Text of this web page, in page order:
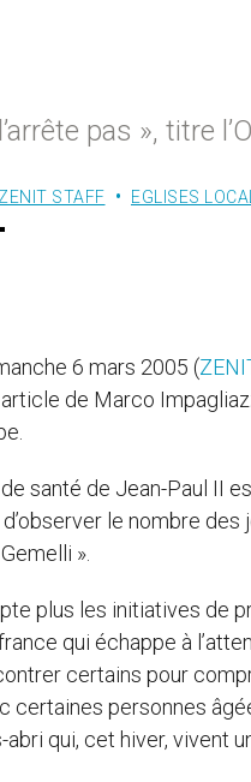
pas », titre
ZENIT STAFF EGLISES
6 mars 2005 (
de Marco
santé de Jean-Paul II
le nombre
».
plus les initiatives de
qui échappe à
certains pour
certaines personnes
qui, cet hiver, vivent